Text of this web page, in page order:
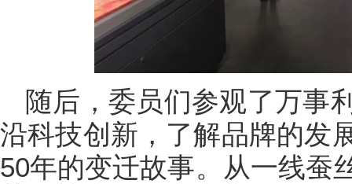
随后，委员们参观了万事
沿科技创新，了解品牌的发
50年的变迁故事。从一线蚕